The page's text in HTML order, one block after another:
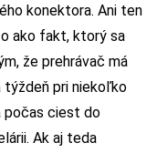
konektora. Ani ten
ako fakt, ktorý sa
že prehrávač má
týždeň pri niekoľko
počas ciest do
Ak aj teda